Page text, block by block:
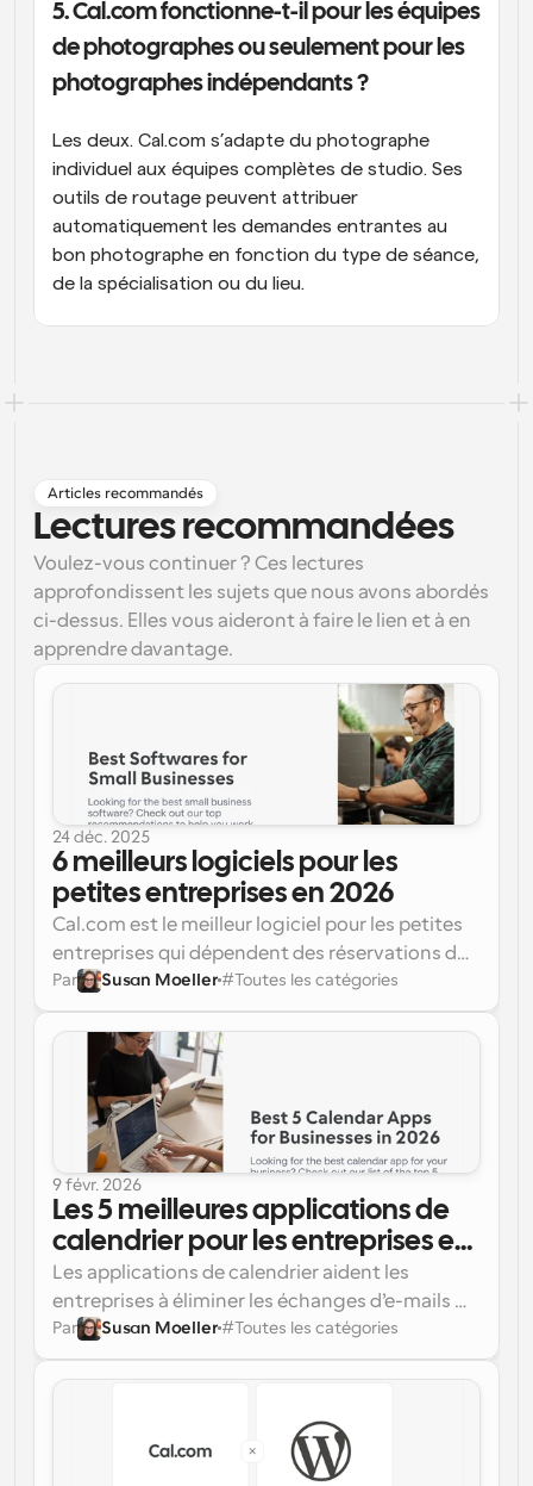
5. Cal.com fonctionne-t-il pour les équipes
de photographes ou seulement pour les
photographes indépendants ?
Les deux. Cal.com s’adapte du photographe
individuel aux équipes complètes de studio. Ses
outils de routage peuvent attribuer
automatiquement les demandes entrantes au
bon photographe en fonction du type de séance,
de la spécialisation ou du lieu.
Articles recommandés
Lectures recommandées
Voulez-vous continuer ? Ces lectures
approfondissent les sujets que nous avons abordés
ci-dessus. Elles vous aideront à faire le lien et à en
apprendre davantage.
24 déc. 2025
6 meilleurs logiciels pour les
petites entreprises en 2026
Cal.com est le meilleur logiciel pour les petites
entreprises qui dépendent des réservations de
clients, de la gestion des flux de travail basés
sur les services, de la coordination de la
disponibilité de l'équipe, et plus encore.
Par Susan Moeller #Toutes les catégories
9 févr. 2026
Les 5 meilleures applications de
calendrier pour les entreprises en
2026
Les applications de calendrier aident les
entreprises à éliminer les échanges d’e-mails
incessants, à éviter les doubles réservations et à
fluidifier la coordination des équipes.
Découvrez les 5 meilleures et pourquoi Cal.com
Par Susan Moeller #Toutes les catégories